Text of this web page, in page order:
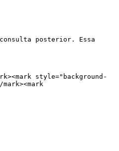
posterior. Essa
style="background-